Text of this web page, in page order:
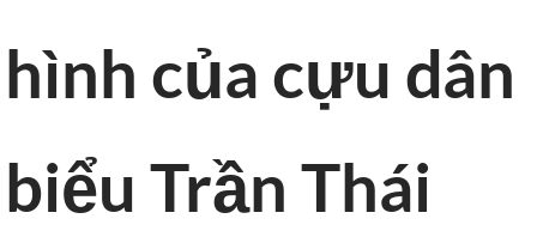
hình của cựu dân
biểu Trần Thái